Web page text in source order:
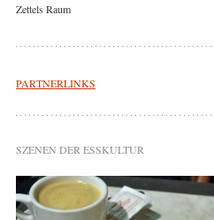
Zettels Raum
PARTNERLINKS
SZENEN DER ESSKULTUR